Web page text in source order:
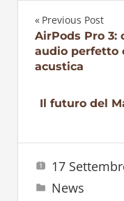
articoli
Previous Post
AirPods Pro 3:
audio perfetto
acustica
Il futuro del
17
News